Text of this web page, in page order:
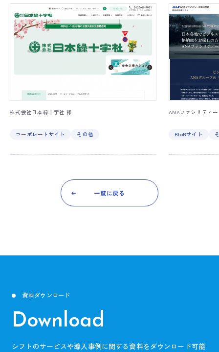
株式会社日本緑十字社 様
コーポレートサイト その他
ANAファシリティ
BtoBサイト
一覧に戻る
資料ダウンロード
Download
シフトのサービスや導入事例に関する資料をダウンロード可能